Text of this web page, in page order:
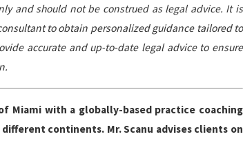
and should not be construed as legal advice. It is
to obtain personalized guidance tailored to
accurate and up-to-date legal advice to ensure
Miami with a globally-based practice coaching
continents. Mr. Scanu advises clients on